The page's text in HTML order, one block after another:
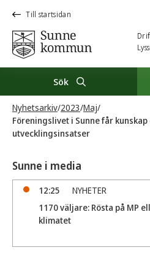
Till startsidan
Sök
Nyhetsarkiv/2023/Maj/
Föreningslivet i Sunne får
utvecklingsinsatser
Sunne i media
12:25
NYHETER
1170 väljare: Rösta på MP
klimatet